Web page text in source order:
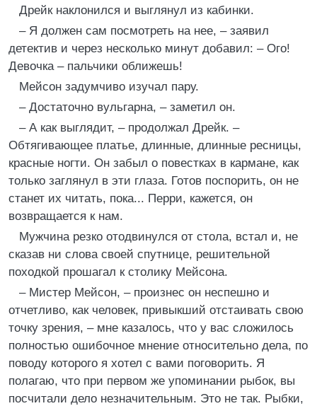
Дрейк наклонился и выглянул из кабинки.
– Я должен сам посмотреть на нее, – заявил
детектив и через несколько минут добавил: – Ого!
Девочка – пальчики оближешь!
Мейсон задумчиво изучал пару.
– Достаточно вульгарна, – заметил он.
– А как выглядит, – продолжал Дрейк. –
Обтягивающее платье, длинные, длинные ресницы,
красные ногти. Он забыл о повестках в кармане, как
только заглянул в эти глаза. Готов поспорить, он не
станет их читать, пока... Перри, кажется, он
возвращается к нам.
Мужчина резко отодвинулся от стола, встал и, не
сказав ни слова своей спутнице, решительной
походкой прошагал к столику Мейсона.
– Мистер Мейсон, – произнес он неспешно и
отчетливо, как человек, привыкший отстаивать свою
точку зрения, – мне казалось, что у вас сложилось
полностью ошибочное мнение относительно дела, по
поводу которого я хотел с вами поговорить. Я
полагаю, что при первом же упоминании рыбок, вы
посчитали дело незначительным. Это не так. Рыбки,